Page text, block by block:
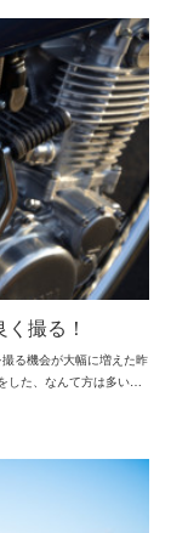
撮る！
る機会が大幅に増えた昨
した、なんて方は多い…